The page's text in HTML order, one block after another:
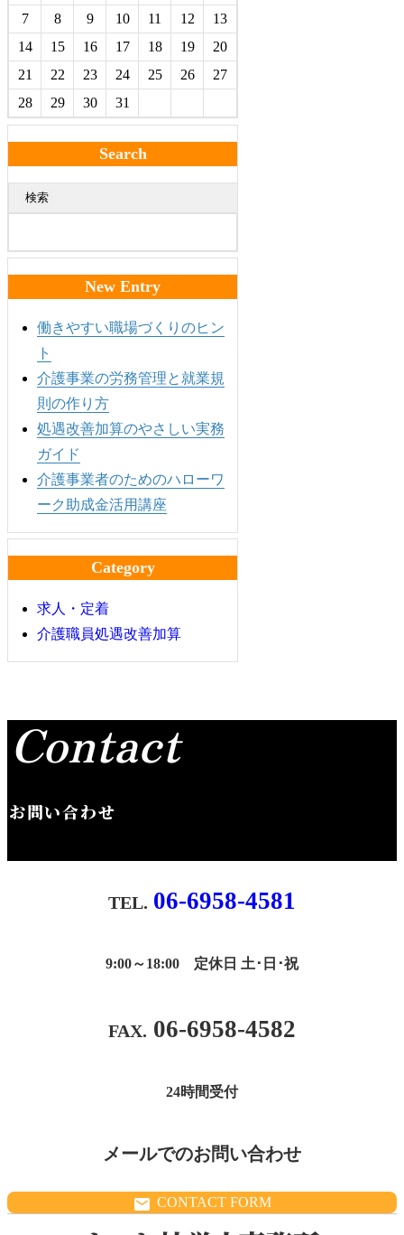
7
8 9 10 11 12
13
14
15 16 17 18 19
20
21
22 23 24 25 26
27
28
29 30 31
Search
検索
New Entry
働きやすい職場づくりのヒン
ト
介護事業の労務管理と就業規
則の作り方
処遇改善加算のやさしい実務
ガイド
介護事業者のためのハローワ
ーク助成金活用講座
Category
求人・定着
介護職員処遇改善加算
Contact
お問い合わせ
06-6958-4581
9:00～18:00 定休日 土･日･祝
06-6958-4582
24時間受付
メールでのお問い合わせ
CONTACT FORM